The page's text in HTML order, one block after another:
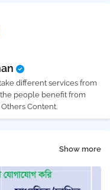
different services from
people benefit from
Content.
Show more